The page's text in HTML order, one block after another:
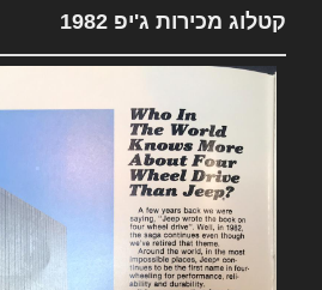
קטלוג מכירות ג'יפ 1982